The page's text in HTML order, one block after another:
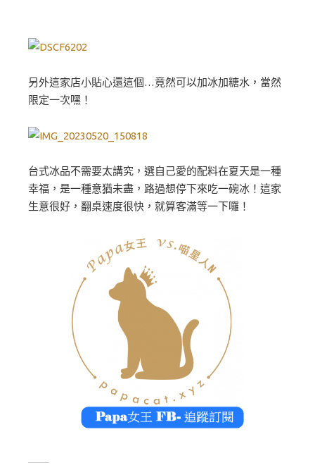
另外這家店小貼心還這個…竟然可以加冰加糖水，當然
限定一次嘿！
台式冰品不需要太講究，選自己愛的配料在夏天是一種
幸福，是一種意猶未盡，路過想停下來吃一碗冰！這家
生意很好，翻桌速度很快，就算客滿等一下囉！